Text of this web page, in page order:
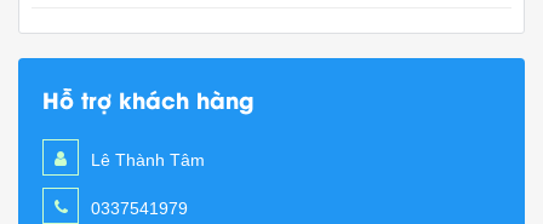
Hỗ trợ khách hàng
Lê Thành Tâm
0337541979